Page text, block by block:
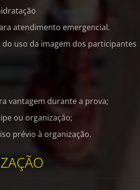
atendimento emergencial.
uso da imagem dos participantes
vantagem durante a prova;
ou organização;
prévio à organização.